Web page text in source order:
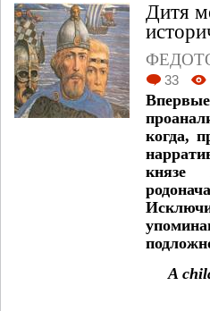
Дитя
33
когда,
князе
A